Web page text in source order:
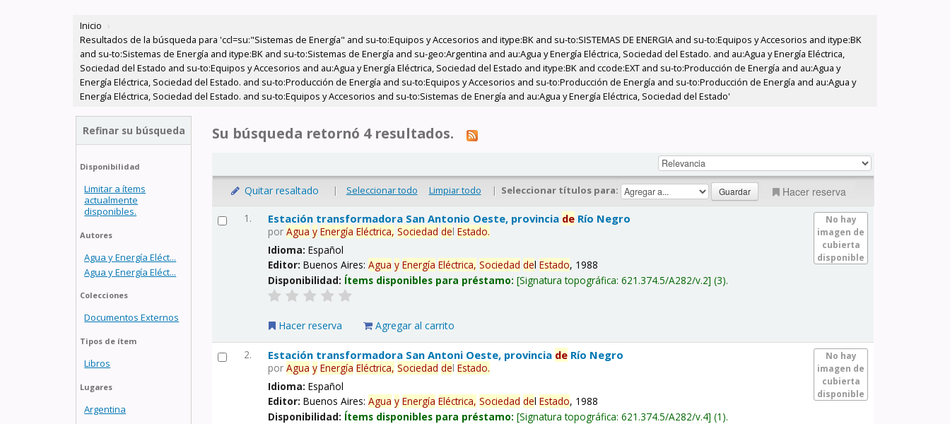
Inicio ›
Resultados de la búsqueda para 'ccl=su:"Sistemas de Energía" and su-to:Equipos y Accesorios and itype:BK and su-to:SISTEMAS DE ENERGIA and su-to:Equipos y Accesorios and itype:BK
and su-to:Sistemas de Energía and itype:BK and su-to:Sistemas de Energía and su-geo:Argentina and au:Agua y Energía Eléctrica, Sociedad del Estado. and au:Agua y Energía Eléctrica,
Sociedad del Estado and su-to:Equipos y Accesorios and au:Agua y Energía Eléctrica, Sociedad del Estado and itype:BK and ccode:EXT and su-to:Producción de Energía and au:Agua y
Energía Eléctrica, Sociedad del Estado. and su-to:Producción de Energía and su-to:Equipos y Accesorios and su-to:Producción de Energía and su-to:Producción de Energía and au:Agua y
Energía Eléctrica, Sociedad del Estado. and su-to:Equipos y Accesorios and su-to:Sistemas de Energía and au:Agua y Energía Eléctrica, Sociedad del Estado'
Refinar su búsqueda
Disponibilidad
Limitar a ítems
actualmente
disponibles.
Autores
Agua y Energía Eléct...
Agua y Energía Eléct...
Colecciones
Documentos Externos
Tipos de ítem
Libros
Lugares
Argentina
Su búsqueda retornó 4 resultados.
Quitar resaltado | Seleccionar todo Limpiar todo | Seleccionar títulos para: Hacer reserva
1.
No hay
imagen de
cubierta
disponible
Estación transformadora San Antonio Oeste, provincia de Río Negro
porAgua y Energía Eléctrica, Sociedad delEstado.
Idioma:Español
Editor:Buenos Aires:Agua y Energía Eléctrica, Sociedad delEstado, 1988
Disponibilidad: Ítems disponibles para préstamo: Signatura topográfica:621.374.5/A282/v.2 (3).
Hacer reserva Agregar al carrito
2.
No hay
imagen de
cubierta
disponible
Estación transformadora San Antoni Oeste, provincia de Río Negro
porAgua y Energía Eléctrica, Sociedad delEstado.
Idioma:Español
Editor:Buenos Aires:Agua y Energía Eléctrica, Sociedad delEstado, 1988
Disponibilidad: Ítems disponibles para préstamo: Signatura topográfica:621.374.5/A282/v.4 (1).